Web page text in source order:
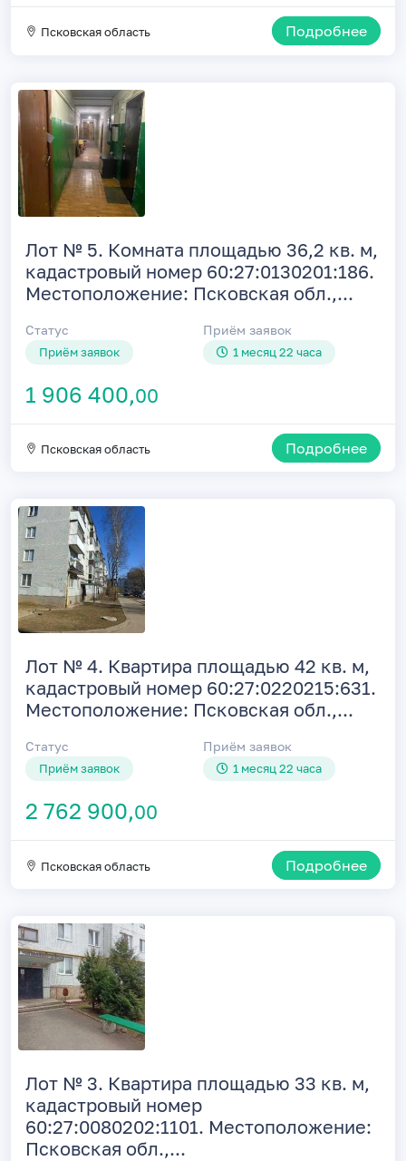
Псковская область Подробнее
Лот № 5. Комната площадью 36,2 кв. м,
кадастровый номер 60:27:0130201:186.
Местоположение: Псковская обл.,...
Статус
Приём заявок
Приём заявок
1 месяц 22 часа
1 906 400,00
Псковская область Подробнее
Лот № 4. Квартира площадью 42 кв. м,
кадастровый номер 60:27:0220215:631.
Местоположение: Псковская обл.,...
Статус
Приём заявок
Приём заявок
1 месяц 22 часа
2 762 900,00
Псковская область Подробнее
Лот № 3. Квартира площадью 33 кв. м,
кадастровый номер
60:27:0080202:1101. Местоположение:
Псковская обл.,...